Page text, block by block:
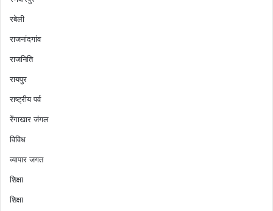
रबेली
राजनांदगांव
राजनिति
रायपुर
राष्ट्रीय पर्व
रेंगाखार जंगल
विविध
व्यापार जगत
शिक्षा
शिक्षा